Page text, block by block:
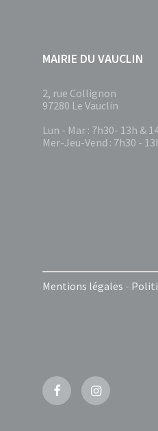
MAIRIE DU VAUCLIN
2, rue Collignon
97280 Le Vauclin
Lun - Mar : 7h30- 13h &
Mer-Jeu-Vend : 7h30 -
Mentions légales -
FacebookInstagram